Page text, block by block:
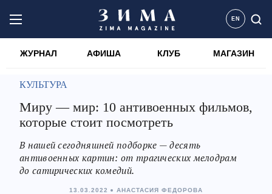
EN
ЖУРНАЛ АФИША КЛУБ МАГАЗИН
КУЛЬТУРА
Миру — мир: 10 антивоенных фильмов,
которые стоит посмотреть
В нашей сегодняшней подборке — десять
антивоенных картин: от трагических мелодрам
до сатирических комедий.
13.03.2022 АНАСТАСИЯ ФЕДОРОВА